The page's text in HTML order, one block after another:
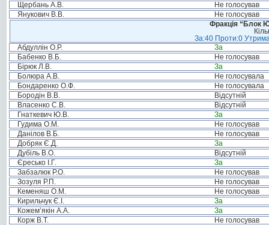
Щербань А.В.
Не голосував
Янукович В.В.
Не голосував
Фракція “Блок
За:40 Проти:0
Абдуллін О.Р.
За
Бабенко В.Б.
Не голосував
Бірюк Л.В.
За
Болюра А.В.
Не голосувала
Бондаренко О.Ф.
Не голосувала
Бородін В.В.
Відсутній
Власенко С.В.
Відсутній
Гнаткевич Ю.В.
За
Гудима О.М.
Не голосував
Данілов В.Б.
Не голосував
Добряк Є.Д.
За
Дубіль В.О.
Відсутній
Єресько І.Г.
За
Забзалюк Р.О.
Не голосував
Зозуля Р.П.
Не голосував
Кеменяш О.М.
Не голосував
Кирильчук Є.І.
За
Кожем’якін А.А.
За
Корж В.Т.
Не голосував